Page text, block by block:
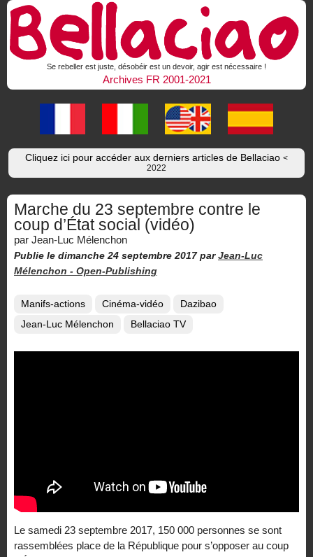
Se rebeller est juste, désobéir est un devoir, agir est nécessaire !
Archives FR 2001-2021
Cliquez ici pour accéder aux derniers articles de Bellaciao <
2022
Marche du 23 septembre contre le
coup d’État social (vidéo)
par Jean-Luc Mélenchon
Publie le dimanche 24 septembre 2017par Jean-Luc
Mélenchon - Open-Publishing
Manifs-actions Cinéma-vidéo
Dazibao
Jean-Luc Mélenchon
Bellaciao TV
Le samedi 23 septembre 2017, 150 000 personnes se sont
rassemblées place de la République pour s’opposer au coup